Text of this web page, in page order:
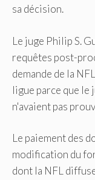
sa décision.
Le juge Philip S.
requêtes post-
demande de la
ligue parce que le
n'avaient pas
Le paiement des
modification du
dont la NFL